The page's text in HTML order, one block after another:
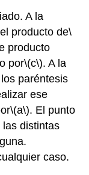
A la
producto de\
producto
por\(c\). A la
paréntesis
ese
\(a\). El punto
distintas
caso.